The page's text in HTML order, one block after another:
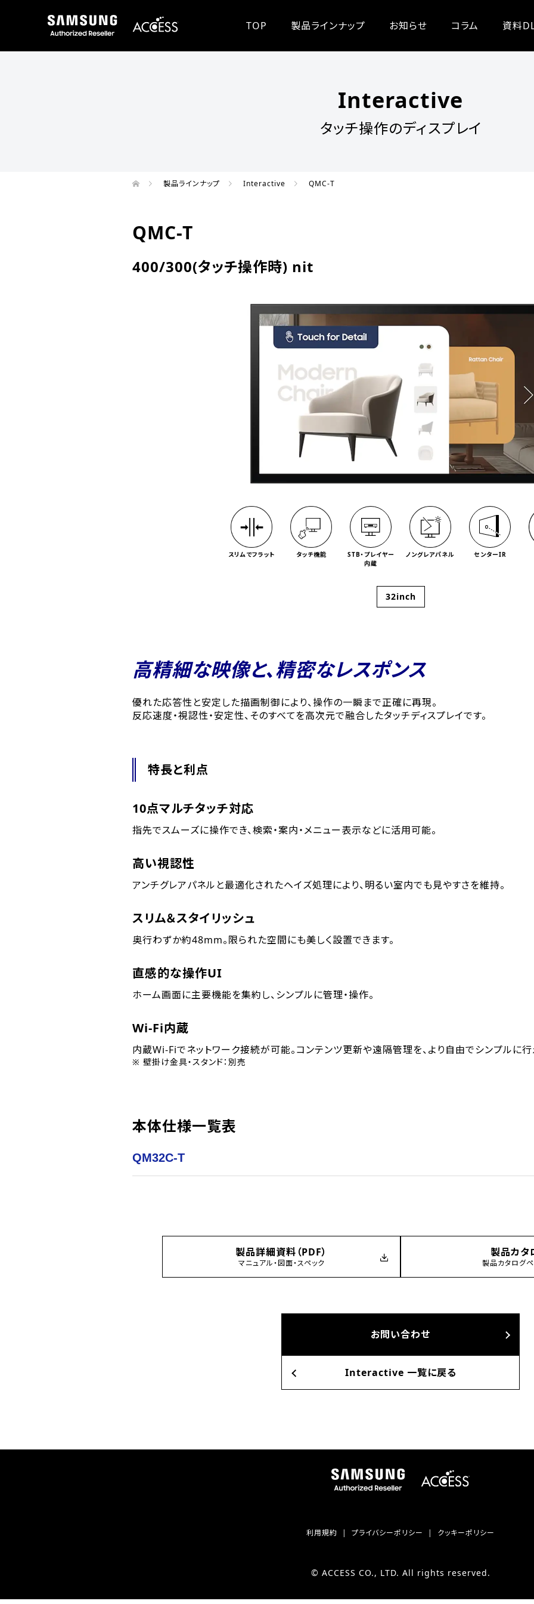
TOP 製品ラインナップ お知らせ コラム 資料
Interactive
タッチ操作のディスプレイ
製品ラインナップ Interactive QMC-T
QMC-T
400/300(タッチ操作時) nit
スリムでフラット タッチ機能
STB・プレイヤー
内蔵
ノングレアパネル センターIR
32inch
高精細な映像と、精密なレスポンス
優れた応答性と安定した描画制御により、操作の一瞬まで正確に再現。
反応速度・視認性・安定性、そのすべてを高次元で融合したタッチディスプレイです。
特長と利点
10点マルチタッチ対応
指先でスムーズに操作でき、検索・案内・メニュー表示などに活用可能。
高い視認性
アンチグレアパネルと最適化されたヘイズ処理により、明るい室内でも見やすさを維持。
スリム＆スタイリッシュ
奥行わずか約48mm。限られた空間にも美しく設置できます。
直感的な操作UI
ホーム画面に主要機能を集約し、シンプルに管理・操作。
Wi-Fi内蔵
内蔵Wi-Fiでネットワーク接続が可能。コンテンツ更新や遠隔管理を、より自由でシンプルに
※ 壁掛け金具・スタンド：別売
本体仕様一覧表
QM32C-T
製品詳細資料（PDF）
マニュアル・図面・スペック
製品カタ
製品カタログ
お問い合わせ
Interactive 一覧に戻る
利用規約 プライバシーポリシー クッキーポリシー
© ACCESS CO., LTD. All rights reserved.